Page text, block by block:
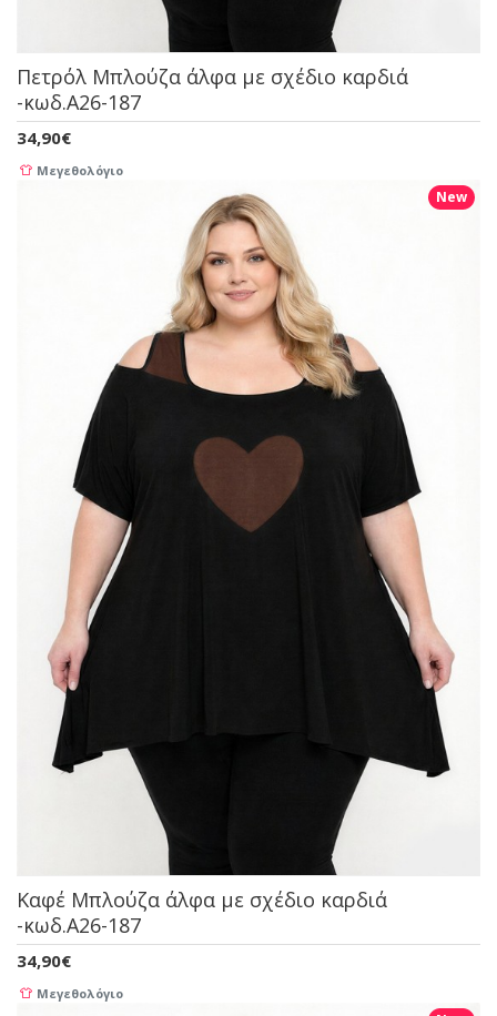
Πετρόλ Μπλούζα άλφα με σχέδιο καρδιά
-κωδ.A26-187
34,90€
Μεγεθολόγιο
New
Καφέ Μπλούζα άλφα με σχέδιο καρδιά
-κωδ.A26-187
34,90€
Μεγεθολόγιο